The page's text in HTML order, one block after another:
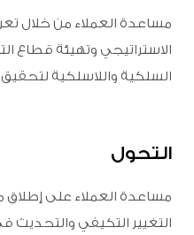
مساعدة العملاء من خلال
الاستراتيجي وتهيئة قطاع
السلكية واللاسلكية لتحقيق
التحول
مساعدة العملاء على إطلاق
التغيير التكيفي والتحديث